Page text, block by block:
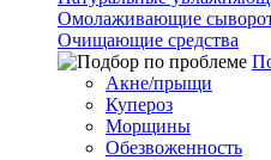
Омолаживающие
Очищающие средства
Акне/прыщи
Купероз
Морщины
Обезвоженность